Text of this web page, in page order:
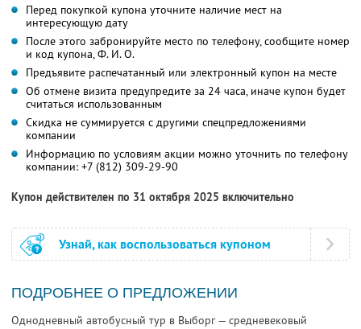
Перед покупкой купона уточните наличие мест на
интересующую дату
После этого забронируйте место по телефону, сообщите номер
и код купона,Ф. И. О.
Предъявите распечатанный или электронный купон на месте
Об отмене визита предупредите за 24 часа, иначе купон будет
считаться использованным
Скидка не суммируется с другими спецпредложениями
компании
Информацию по условиям акции можно уточнить по телефону
компании: +7 (812) 309-29-90
Купон действителен по 31 октября 2025 включительно
Узнай, как воспользоваться купоном
ПОДРОБНЕЕ О ПРЕДЛОЖЕНИИ
Однодневный автобусный тур в Выборг — средневековый